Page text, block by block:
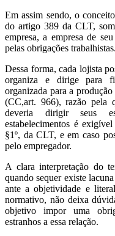
Em assim sendo, o
do artigo 389 da CLT,
empresa, a empresa de
pelas obrigações trabalhistas.
Dessa forma, cada lojista
organiza e dirige para
organizada para a
(CC,art. 966), razão pela
deveria dirigir seus
estabelecimentos é
§1º, da CLT, e em caso
pelo empregador.
A clara interpretação do
quando sequer existe
ante a objetividade e
normativo, não deixa
objetivo impor uma
estranhos a essa relação.